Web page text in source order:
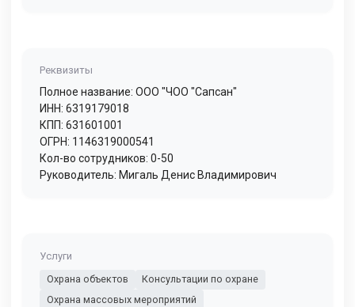
Реквизиты
Полное название: ООО "ЧОО "Сапсан"
ИНН: 6319179018
КПП: 631601001
ОГРН: 1146319000541
Кол-во сотрудников: 0-50
Руководитель: Мигаль Денис Владимирович
Услуги
Охрана объектов
Консультации по охране
Охрана массовых мероприятий